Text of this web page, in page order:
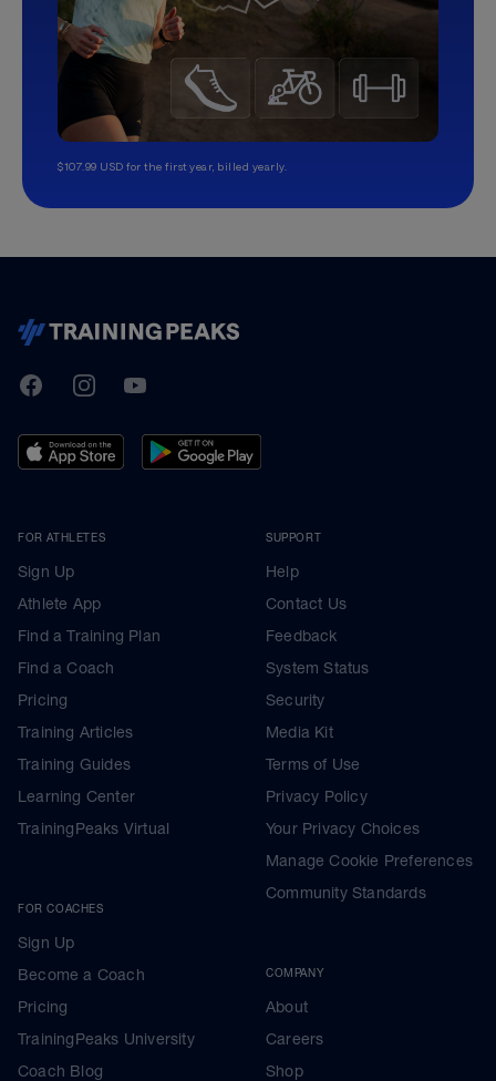
$107.99 USD for the first year, billed yearly.
TrainingPeaks
FacebookInstagramYoutube
FOR ATHLETES
Sign Up
Athlete App
Find a Training Plan
Find a Coach
Pricing
Training Articles
Training Guides
Learning Center
TrainingPeaks Virtual
FOR COACHES
Sign Up
Become a Coach
Pricing
TrainingPeaks University
Coach Blog
SUPPORT
Help
Contact Us
Feedback
System Status
Security
Media Kit
Terms of Use
Privacy Policy
Your Privacy Choices
Manage Cookie Preferences
Community Standards
COMPANY
About
Careers
Shop